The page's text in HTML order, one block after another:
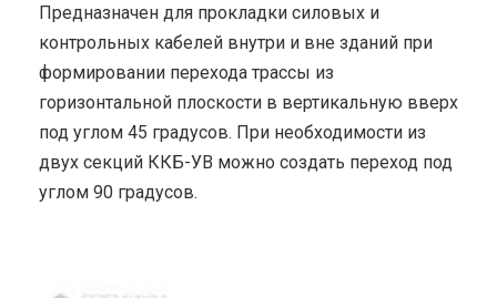
Предназначен для прокладки силовых и
контрольных кабелей внутри и вне зданий при
формировании перехода трассы из
горизонтальной плоскости в вертикальную вверх
под углом 45 градусов. При необходимости из
двух секций ККБ-УВ можно создать переход под
углом 90 градусов.